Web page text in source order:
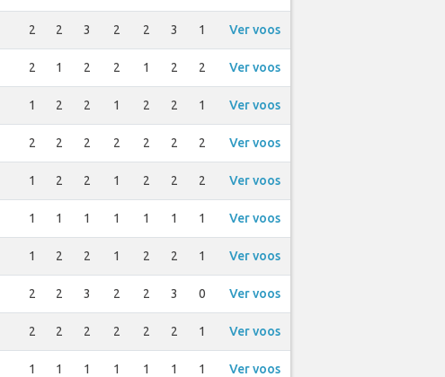
2 2 3 2 2 3 1 Ver voos
2 1 2 2 1 2 2 Ver voos
1 2 2 1 2 2 1 Ver voos
2 2 2 2 2 2 2 Ver voos
1 2 2 1 2 2 2 Ver voos
1 1 1 1 1 1 1 Ver voos
1 2 2 1 2 2 1 Ver voos
2 2 3 2 2 3 0 Ver voos
2 2 2 2 2 2 1 Ver voos
1 1 1 1 1 1 1 Ver voos